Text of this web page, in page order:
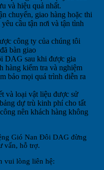
và hiệu quả nhất.
chuyển, giao hàng hoặc thi
cầu tận nơi và tận tình
công ty của chúng tôi
bàn giao
DAG sau khi được gia
hàng kiểm tra và nghiệm
bảo mọi quá trình diễn ra
và loại vật liệu được sử
dự trù kinh phí cho tất
nên khách hàng không
Gió Nan Đôi DAG đừng
vấn, hỗ trợ.
vui lòng liên hệ: